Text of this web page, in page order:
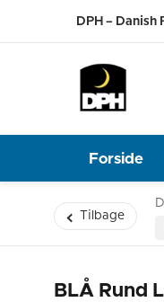
DPH –
Forside
Tilbage
BLÅ Rund